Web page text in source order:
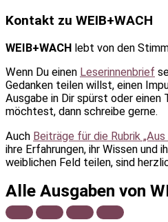
Kontakt zu WEIB+WACH
WEIB+WACH lebt von den
Wenn Du einen Leserinnenbrief
Gedanken teilen willst, einen
Ausgabe in Dir spürst oder einen
möchtest, dann schreibe gerne.
Auch Beiträge für die Rubrik „Aus
ihre Erfahrungen, ihr Wissen und
weiblichen Feld teilen, sind
Alle Ausgaben von